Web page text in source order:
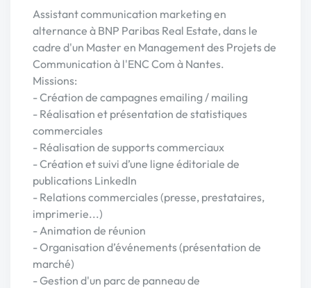
Assistant communication marketing en
alternance à BNP Paribas Real Estate, dans le
cadre d'un Master en Management des Projets de
Communication à l'ENC Com à Nantes.
Missions:
- Création de campagnes emailing / mailing
- Réalisation et présentation de statistiques
commerciales
- Réalisation de supports commerciaux
- Création et suivi d’une ligne éditoriale de
publications LinkedIn
- Relations commerciales (presse, prestataires,
imprimerie...)
- Animation de réunion
- Organisation d’événements (présentation de
marché)
- Gestion d'un parc de panneau de